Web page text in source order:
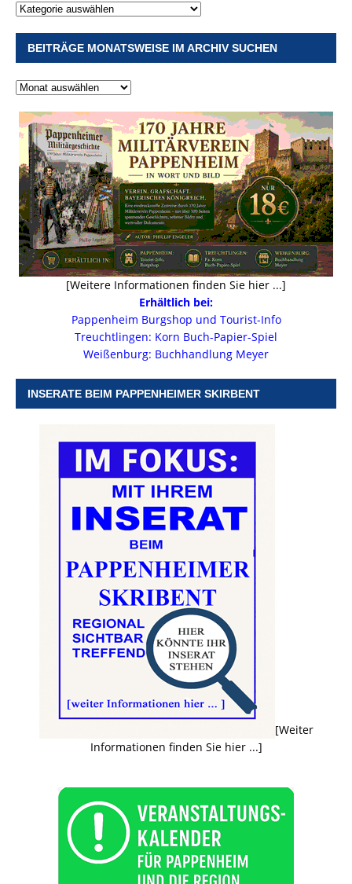
BEITRÄGE MONATSWEISE IM ARCHIV SUCHEN
[Weitere Informationen finden Sie hier ...]
Erhältlich bei:
Pappenheim Burgshop und Tourist-Info
Treuchtlingen: Korn Buch-Papier-Spiel
Weißenburg: Buchhandlung Meyer
INSERATE BEIM PAPPENHEIMER SKIRBENT
[Weiter
Informationen finden Sie hier ...]